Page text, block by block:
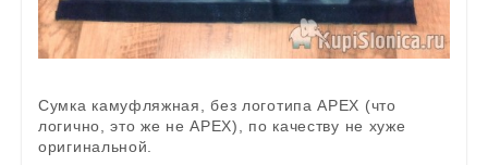
Сумка камуфляжная, без логотипа APEX (что
логично, это же не APEX), по качеству не хуже
оригинальной.